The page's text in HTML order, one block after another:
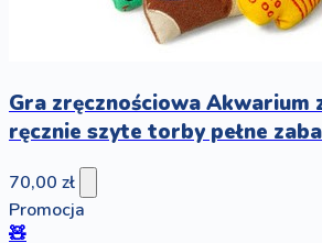
Gra zręcznościowa Akwarium
ręcznie szyte torby pełne
70,00 zł
Promocja
🧸